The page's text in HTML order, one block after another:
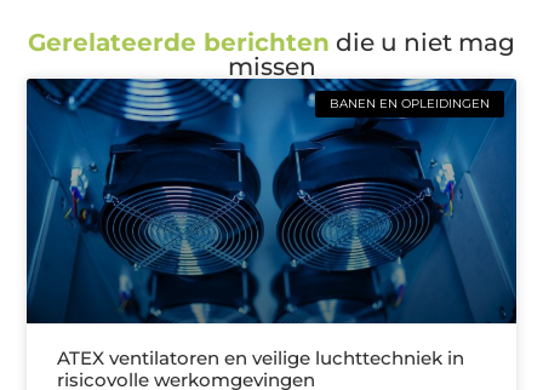
Gerelateerde berichten die u niet mag
missen
BANEN EN OPLEIDINGEN
ATEX ventilatoren en veilige luchttechniek in
risicovolle werkomgevingen